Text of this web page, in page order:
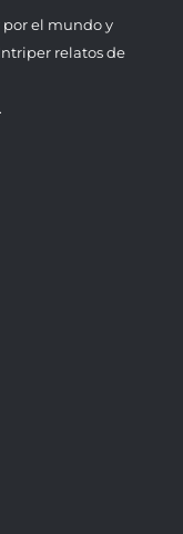
por el mundo y
relatos de